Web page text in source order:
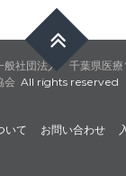
般社団法人 千葉県医療
会 All rights reserved
いて お問い合わせ